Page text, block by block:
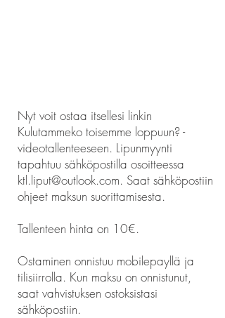
Nyt voit ostaa itsellesi linkin
Kulutammeko toisemme loppuun? -
videotallenteeseen. Lipunmyynti
tapahtuu sähköpostilla osoitteessa
ktl.liput@outlook.com. Saat sähköpostiin
ohjeet maksun suorittamisesta.
Tallenteen hinta on 10€.
Ostaminen onnistuu mobilepayllä ja
tilisiirrolla. Kun maksu on onnistunut,
saat vahvistuksen ostoksistasi
sähköpostiin.